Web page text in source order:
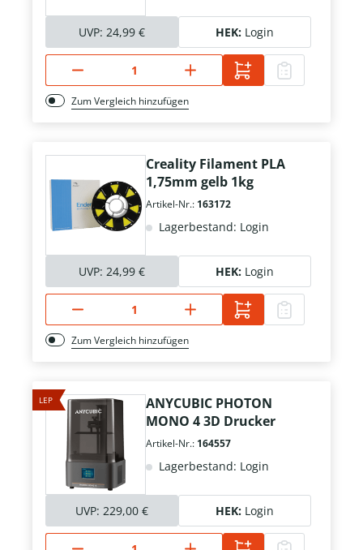
UVP: 24,99 € HEK: Login
Zum Vergleich hinzufügen
Creality Filament PLA
1,75mm gelb 1kg
Artikel-Nr.: 163172
Lagerbestand: Login
UVP: 24,99 € HEK: Login
Zum Vergleich hinzufügen
LEP
ANYCUBIC PHOTON
MONO 4 3D Drucker
Artikel-Nr.: 164557
Lagerbestand: Login
UVP: 229,00 € HEK: Login